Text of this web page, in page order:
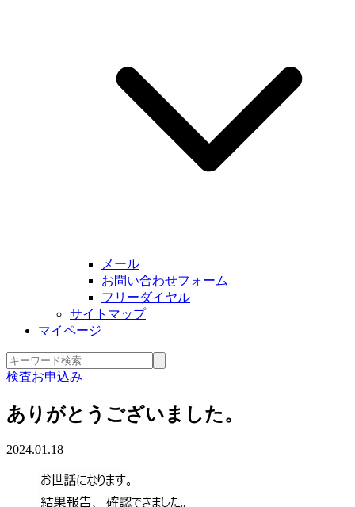
メール
お問い合わせフォーム
フリーダイヤル
サイトマップ
マイページ
検査お申込み
ありがとうございました。
2024.01.18